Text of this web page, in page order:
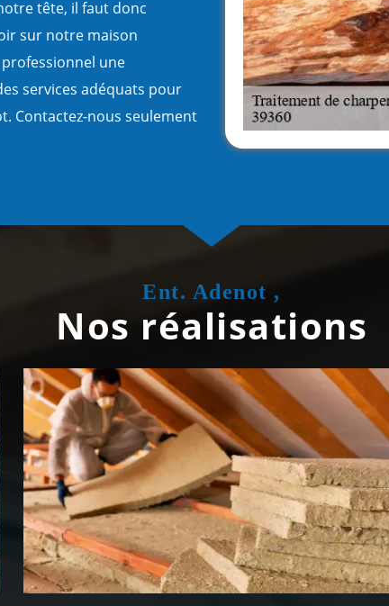
tête, il faut donc
sur notre maison
une
services adéquats pour
Contactez-nous seulement
Ent. Adenot ,
Nos réalisations
Isolation de toiture 39 Jura